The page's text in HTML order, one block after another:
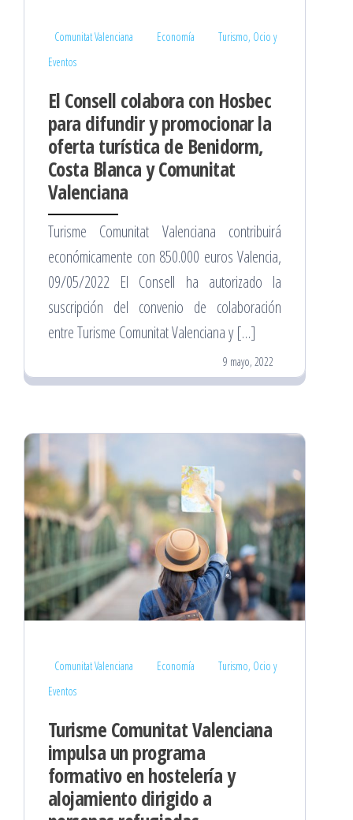
Comunitat Valenciana Economía
Turismo, Ocio y
Eventos
El Consell colabora con Hosbec
para difundir y promocionar la
oferta turística de Benidorm,
Costa Blanca y Comunitat
Valenciana
Turisme Comunitat Valenciana contribuirá
económicamente con 850.000 euros Valencia,
09/05/2022 El Consell ha autorizado la
suscripción del convenio de colaboración
entre Turisme Comunitat Valenciana y […]
9 mayo, 2022
Comunitat Valenciana Economía
Turismo, Ocio y
Eventos
Turisme Comunitat Valenciana
impulsa un programa
formativo en hostelería y
alojamiento dirigido a